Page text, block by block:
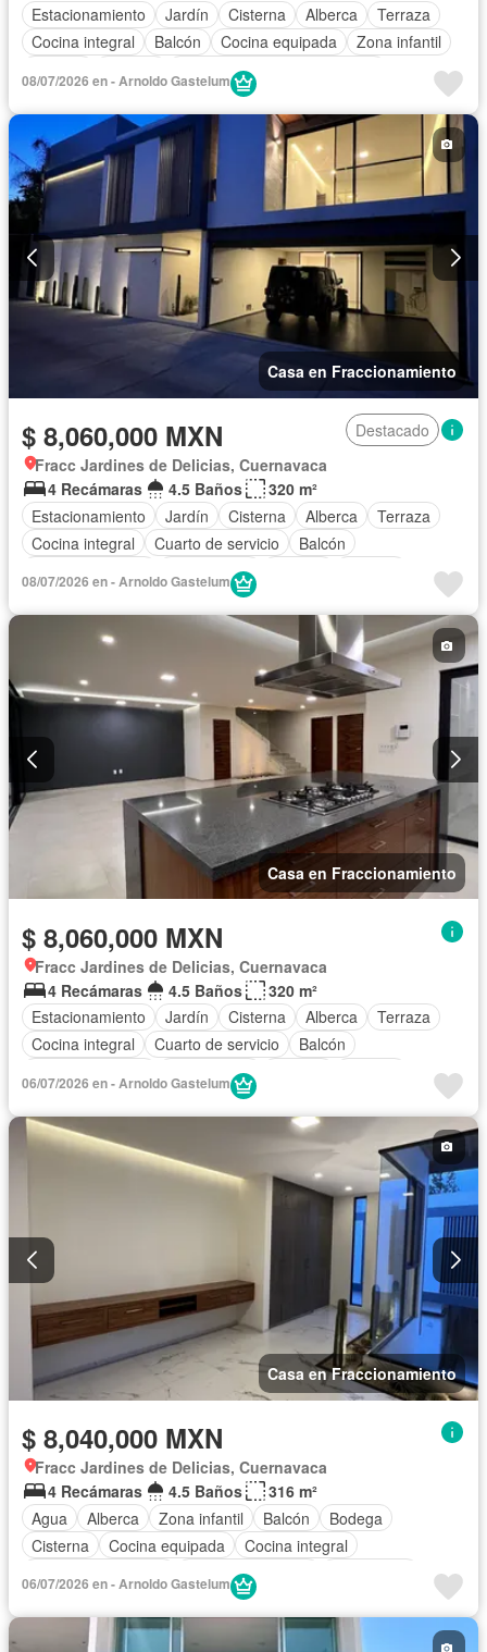
Estacionamiento
Jardín Cisterna Alberca
Terraza
Cocina integral
Balcón Cocina equipada
Zona infantil
Circuito cerrado de televisión
Cuarto de Limpieza
Televisión por cable
Zonas verdes
Despacho
Vista panorámica
Recámara con closet Sin amueblar
08/07/2026 en - Arnoldo Gastelum
Casa en Fraccionamiento
$ 8,060,000 MXN
Destacado
Fracc Jardines de Delicias, Cuernavaca
4 Recámaras
4.5 Baños
320 m²
Estacionamiento
Jardín Cisterna Alberca
Terraza
Cocina integral
Cuarto de servicio
Balcón
Zona infantil
Televisión por cable
Sin amueblar
08/07/2026 en - Arnoldo Gastelum
Casa en Fraccionamiento
$ 8,060,000 MXN
Fracc Jardines de Delicias, Cuernavaca
4 Recámaras
4.5 Baños
320 m²
Estacionamiento
Jardín Cisterna Alberca
Terraza
Cocina integral
Cuarto de servicio
Balcón
Zona infantil
Cuarto de Limpieza
Televisión por cable
Recámara con closet
Sin amueblar
06/07/2026 en - Arnoldo Gastelum
Casa en Fraccionamiento
$ 8,040,000 MXN
Fracc Jardines de Delicias, Cuernavaca
4 Recámaras
4.5 Baños
316 m²
Agua
Alberca Zona infantil Balcón
Bodega
Cisterna
Cocina equipada
Cocina integral
Cuarto de servicio
Jardín
Recámara con closet
Televisión por cable Terraza
Wifi
06/07/2026 en - Arnoldo Gastelum